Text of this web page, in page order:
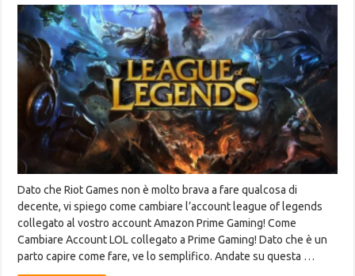
Dato che Riot Games non è molto brava a fare qualcosa di
decente, vi spiego come cambiare l’account league of legends
collegato al vostro account Amazon Prime Gaming! Come
Cambiare Account LOL collegato a Prime Gaming! Dato che è un
parto capire come fare, ve lo semplifico. Andate su questa …